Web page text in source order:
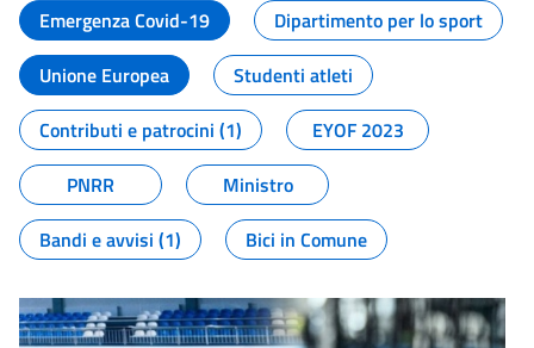
Emergenza Covid-19
Dipartimento per lo sport
Unione Europea
Studenti atleti
Contributi e patrocini (1)
EYOF 2023
PNRR
Ministro
Bandi e avvisi (1)
Bici in Comune